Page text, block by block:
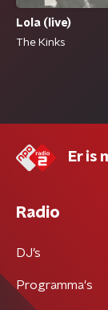
Lola (live)
The Kinks
Er is
Radio
DJ’s
Programma's